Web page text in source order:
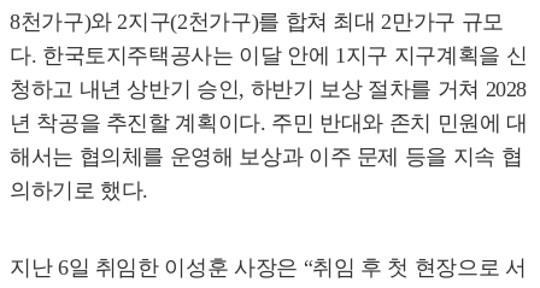
8천가구)와 2지구(2천가구)를 합쳐 최대 2만가구 규모
다. 한국토지주택공사는 이달 안에 1지구 지구계획을 신
청하고 내년 상반기 승인, 하반기 보상 절차를 거쳐 2028
년 착공을 추진할 계획이다. 주민 반대와 존치 민원에 대
해서는 협의체를 운영해 보상과 이주 문제 등을 지속 협
의하기로 했다.
지난 6일 취임한 이성훈 사장은 “취임 후 첫 현장으로 서